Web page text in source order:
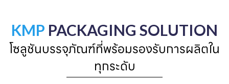
KMP PACKAGING SOLUTION
โซลูชันบรรจุภัณฑ์ที่พร้อมรองรับการผลิตใน
ทุกระดับ